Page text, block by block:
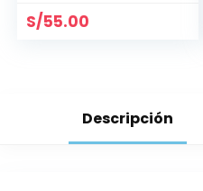
S/55.00
Descripción